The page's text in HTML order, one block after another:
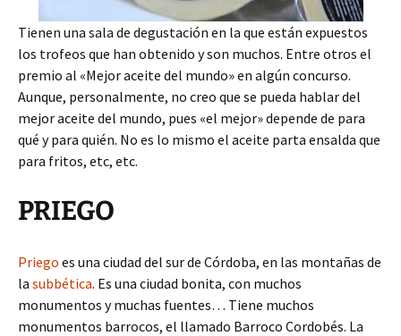
Tienen una sala de degustación en la que están expuestos
los trofeos que han obtenido y son muchos. Entre otros el
premio al «Mejor aceite del mundo» en algún concurso.
Aunque, personalmente, no creo que se pueda hablar del
mejor aceite del mundo, pues «el mejor» depende de para
qué y para quién. No es lo mismo el aceite parta ensalda que
para fritos, etc, etc.
PRIEGO
Priego es una ciudad del sur de Córdoba, en las montañas de
la subbética. Es una ciudad bonita, con muchos
monumentos y muchas fuentes… Tiene muchos
monumentos barrocos, el llamado Barroco Cordobés. La